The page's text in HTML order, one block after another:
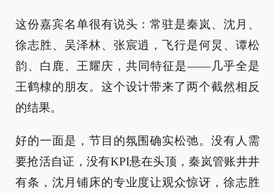
这份嘉宾名单很有说头：常驻是秦岚、沈月、
徐志胜、吴泽林、张宸逍，飞行是何炅、谭松
韵、白鹿、王耀庆，共同特征是——几乎全是
王鹤棣的朋友。这个设计带来了两个截然相反
的结果。
好的一面是，节目的氛围确实松弛。没有人需
要抢活自证，没有KPI悬在头顶，秦岚管账井井
有条，沈月铺床的专业度让观众惊讶，徐志胜